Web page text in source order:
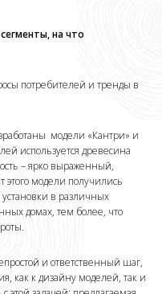
на что
потребителей и тренды в
модели «Кантри» и
используется древесина
– ярко выраженный,
этого модели получились
в различных
домах, тем более, что
и ответственный шаг,
как к дизайну моделей, так и